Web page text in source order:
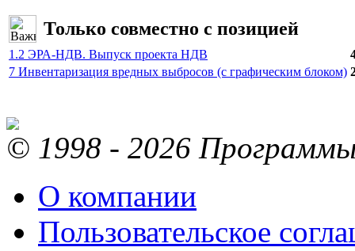
Только совместно с позицией
1.2 ЭРА-НДВ. Выпуск проекта НДВ
7 Инвентаризация вредных выбросов (с графическим блоком)
© 1998 - 2026 Программы
О компании
Пользовательское